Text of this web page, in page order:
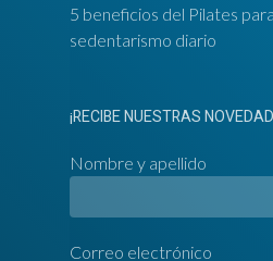
5 beneficios del Pilates
sedentarismo diario
¡RECIBE NUESTRAS
Nombre y apellido
Correo electrónico